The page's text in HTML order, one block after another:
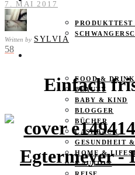
PRODUKTTEST
FOOD &
BEAUTY
BABY & KIND
BLOGGER
BÜCHER
CASHBACK
GESUNDHEIT
HOME &
KAUTION
7. MAI 2017
Written by SYLVIA
58
Einfach